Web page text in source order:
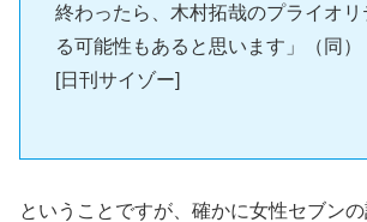
終わったら、木村拓哉のプライオ
る可能性もあると思います」（同）
[日刊サイゾー]
ということですが、確かに女性セブンの